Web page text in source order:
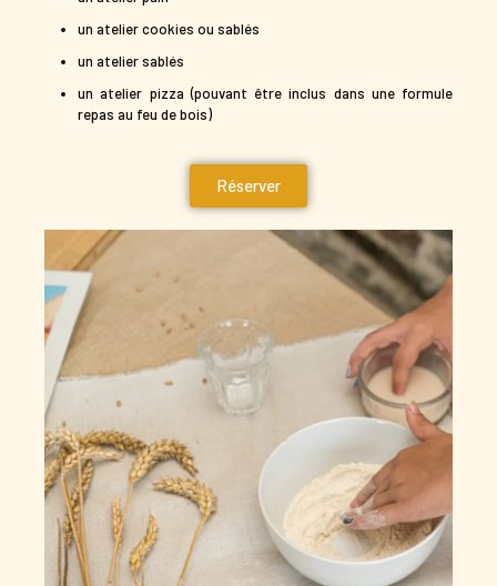
un atelier cookies ou sablés
un atelier sablés
un atelier pizza (pouvant être inclus dans une formule
repas au feu de bois)
Réserver